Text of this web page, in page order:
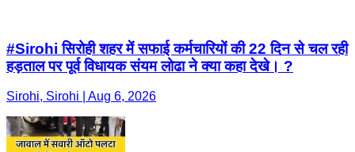
#Sirohi सिरोही शहर में सफाई कर्मचारियों की 22 दिन से चल रही
हड़ताल पर पूर्व विधायक संयम लोढा ने क्या कहा देखे। ?
Sirohi, Sirohi | Aug 6, 2026